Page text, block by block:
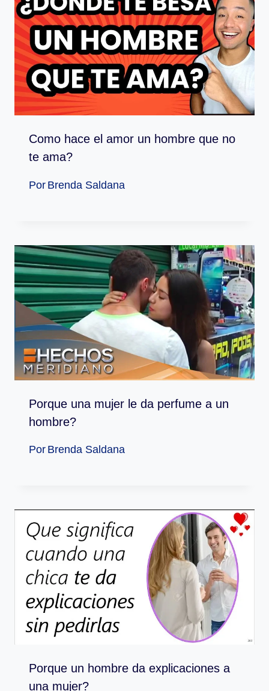
Como hace el amor un hombre que no
te ama?
Por Brenda Saldana
Porque una mujer le da perfume a un
hombre?
Por Brenda Saldana
Porque un hombre da explicaciones a
una mujer?